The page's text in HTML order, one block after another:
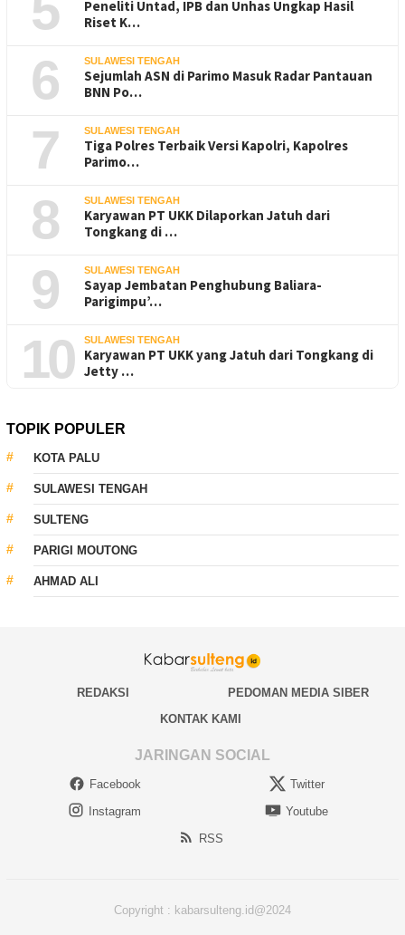
Peneliti Untad, IPB dan Unhas Ungkap Hasil
Riset K…
6 SULAWESI TENGAH
Sejumlah ASN di Parimo Masuk Radar Pantauan
BNN Po…
7 SULAWESI TENGAH
Tiga Polres Terbaik Versi Kapolri, Kapolres
Parimo…
8 SULAWESI TENGAH
Karyawan PT UKK Dilaporkan Jatuh dari
Tongkang di …
9 SULAWESI TENGAH
Sayap Jembatan Penghubung Baliara-
Parigimpu’…
10 SULAWESI TENGAH
Karyawan PT UKK yang Jatuh dari Tongkang di
Jetty …
TOPIK POPULER
KOTA PALU
SULAWESI TENGAH
SULTENG
PARIGI MOUTONG
AHMAD ALI
REDAKSI
PEDOMAN MEDIA SIBER
KONTAK KAMI
JARINGAN SOCIAL
Facebook
Twitter
Instagram
Youtube
RSS
Copyright : kabarsulteng.id@2024